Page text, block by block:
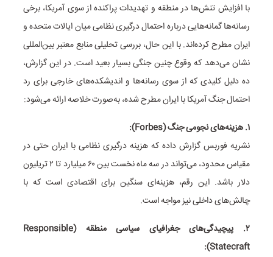
با افزایش تنش‌ها در منطقه و تهدیدات پراکنده از سوی آمریکا، برخی
رسانه‌ها گمانه‌هایی درباره احتمال درگیری نظامی میان ایالات متحده و
ایران مطرح کرده‌اند. با این حال، بررسی تحلیلی منابع معتبر بین‌المللی
نشان می‌دهد که وقوع چنین جنگی بسیار بعید است. در این گزارش،
ده دلیل کلیدی که از سوی رسانه‌ها و اندیشکده‌های خارجی برای رد
احتمال جنگ آمریکا با ایران مطرح شده، به‌صورت خلاصه ارائه می‌شود:
۱. هزینه‌های نجومی جنگ (Forbes):
نشریه فوربس گزارش داده که هزینه درگیری نظامی با ایران حتی در
مقیاس محدود، می‌تواند در سه ماه نخست بین ۶۰ میلیارد تا ۲ تریلیون
دلار باشد. این رقم، هزینه‌ای سنگین برای اقتصادی است که با
چالش‌های داخلی نیز مواجه است.
۲. پیچیدگی‌های جغرافیای سیاسی منطقه (Responsible
Statecraft):